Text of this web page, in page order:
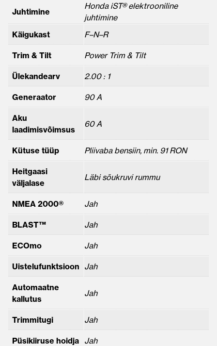
Juhtimine
Honda iST® elektrooniline
juhtimine
Käigukast
F–N–R
Trim & Tilt Power Trim & Tilt
Ülekandearv 2.00 : 1
Generaator 90 A
Aku
laadimisvõimsus
60 A
Kütuse tüüp Pliivaba bensiin, min. 91 RON
Heitgaasi
väljalase
Läbi sõukruvi rummu
NMEA 2000® Jah
BLAST™ Jah
ECOmo Jah
Uistelufunktsioon Jah
Automaatne
kallutus
Jah
Trimmitugi Jah
Püsikiiruse hoidja Jah